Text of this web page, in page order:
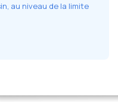
au niveau de la limite